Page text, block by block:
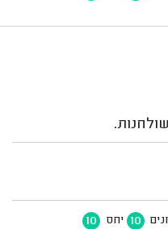
שולחנות.
10 יחס 10